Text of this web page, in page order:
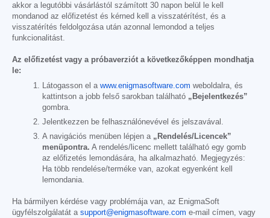
akkor a legutóbbi vásárlástól számított 30 napon belül le kell
mondanod az előfizetést és kérned kell a visszatérítést, és a
visszatérítés feldolgozása után azonnal lemondod a teljes
funkcionalitást.
Az előfizetést vagy a próbaverziót a következőképpen mondhatja
le:
Látogasson el a www.enigmasoftware.com weboldalra, és
kattintson a jobb felső sarokban található „Bejelentkezés”
gombra.
Jelentkezzen be felhasználónevével és jelszavával.
A navigációs menüben lépjen a „Rendelés/Licencek”
menüpontra. A rendelés/licenc mellett található egy gomb
az előfizetés lemondására, ha alkalmazható. Megjegyzés:
Ha több rendelése/terméke van, azokat egyenként kell
lemondania.
Ha bármilyen kérdése vagy problémája van, az EnigmaSoft
ügyfélszolgálatát a support@enigmasoftware.com e-mail címen, vagy